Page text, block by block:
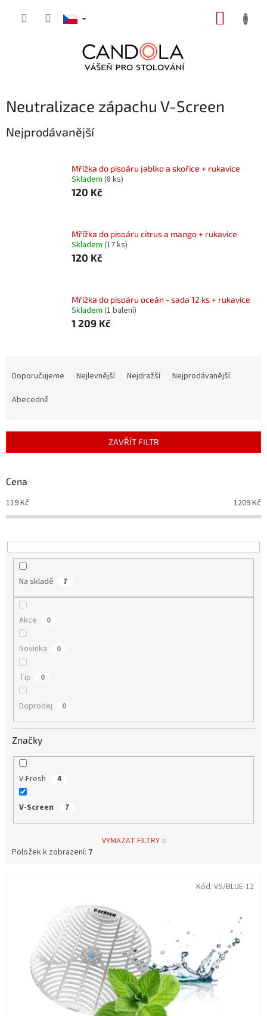
Neutralizace zápachu V-Screen
Nejprodávanější
Mřížka do pisoáru jablko a skořice + rukavice
Skladem (8 ks)
120 Kč
Mřížka do pisoáru citrus a mango + rukavice
Skladem (17 ks)
120 Kč
Mřížka do pisoáru oceán - sada 12 ks + rukavice
Skladem (1 balení)
1 209 Kč
r
d
k
t
Doporučujeme Nejlevnější Nejdražší
Nejprodávanější
Abecedně
ZAVŘÍT FILTR
Cena
119Kč 1209Kč
Na skladě 7
Akce 0
Novinka 0
Tip 0
Doprodej 0
Značky
V-Fresh 4
V-Screen 7
VYMAZAT FILTRY
Položek k zobrazení: 7
Kód: VS/BLUE-12